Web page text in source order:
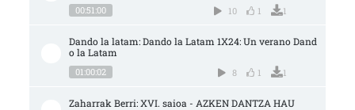
00:51:00 10 1 1
Dando la latam: Dando la Latam 1X24: Un verano Dand
o la Latam
01:00:02 8 1 1
Zaharrak Berri: XVI. saioa - AZKEN DANTZA HAU